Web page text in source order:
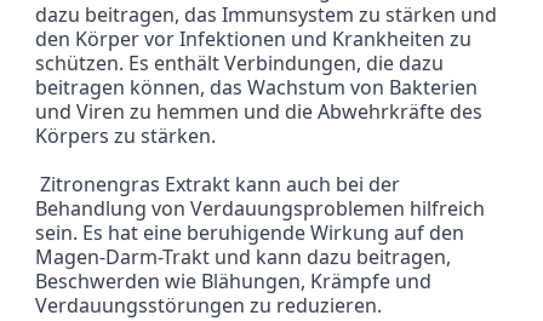
dazu beitragen, das Immunsystem zu stärken und
den Körper vor Infektionen und Krankheiten zu
schützen. Es enthält Verbindungen, die dazu
beitragen können, das Wachstum von Bakterien
und Viren zu hemmen und die Abwehrkräfte des
Körpers zu stärken.
Zitronengras Extrakt kann auch bei der
Behandlung von Verdauungsproblemen hilfreich
sein. Es hat eine beruhigende Wirkung auf den
Magen-Darm-Trakt und kann dazu beitragen,
Beschwerden wie Blähungen, Krämpfe und
Verdauungsstörungen zu reduzieren.